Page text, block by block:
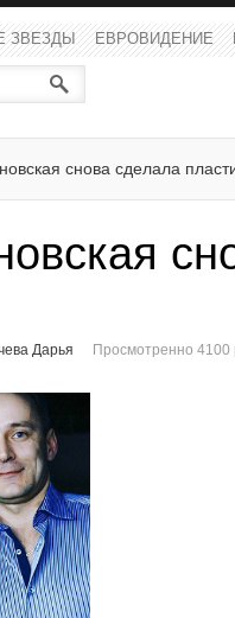
ЗВЕЗДЫ ЕВРОВИДЕНИЕ
снова сделала
Дарья Просмотренно 4100